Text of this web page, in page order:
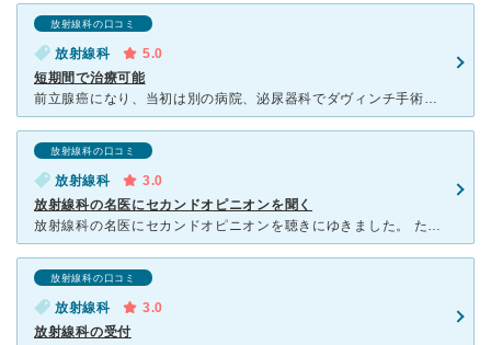
放射線科の口コミ
放射線科
5.0
短期間で治療可能
前立腺癌になり、当初は別の病院、泌尿器科でダヴィンチ手術を予定していました。しかし術前検査後、過去の腹壁瘢痕ヘルニア手術後の腹壁と小腸癒着部分があり、手術は出来ない事になりました。その病院の放射線治療
放射線科の口コミ
放射線科
3.0
放射線科の名医にセカンドオピニオンを聞く
放射線科の名医にセカンドオピニオンを聴きにゆきました。 ただ、当方の場合、乳癌だったので、放射線科の名医は、近所の病院で標準治療してくださいと言われ、全摘後の乳に放射線を30日当てると言われました。
放射線科の口コミ
放射線科
3.0
放射線科の受付